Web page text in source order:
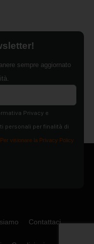
sempre aggiornato
Privacy e
personali per finalità di
visionare la Privacy Policy
Contattaci